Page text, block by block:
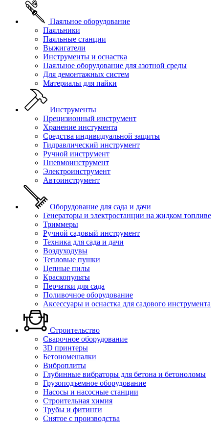
Паяльное оборудование
Паяльники
Паяльные станции
Выжигатели
Инструменты и оснастка
Паяльное оборудование для азотной среды
Для демонтажных систем
Материалы для пайки
Инструменты
Прецизионный инструмент
Хранение инстумента
Средства индивидуальной защиты
Гидравлический инструмент
Ручной инструмент
Пневмоинструмент
Электроинструмент
Автоинструмент
Оборудование для сада и дачи
Генераторы и электростанции на жидком топливе
Триммеры
Ручной садовый инструмент
Техника для сада и дачи
Воздуходувы
Тепловые пушки
Цепные пилы
Краскопульты
Перчатки для сада
Поливочное оборудование
Аксессуары и оснастка для садового инструмента
Строительство
Сварочное оборудование
3D принтеры
Бетономешалки
Виброплиты
Глубинные вибраторы для бетона и бетоноломы
Грузоподъемное оборудование
Насосы и насосные станции
Строительная химия
Трубы и фитинги
Снятое с производства